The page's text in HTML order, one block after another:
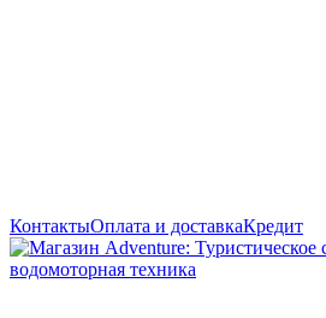
КонтактыОплата и доставкаКредит